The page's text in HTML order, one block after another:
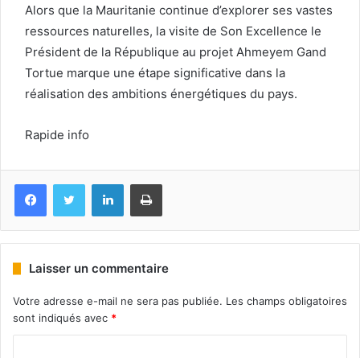
Alors que la Mauritanie continue d’explorer ses vastes
ressources naturelles, la visite de Son Excellence le
Président de la République au projet Ahmeyem Gand
Tortue marque une étape significative dans la
réalisation des ambitions énergétiques du pays.
Rapide info
FacebookTwitter LinkedinImprimer
Laisser un commentaire
Votre adresse e-mail ne sera pas publiée. Les champs obligatoires
sont indiqués avec *